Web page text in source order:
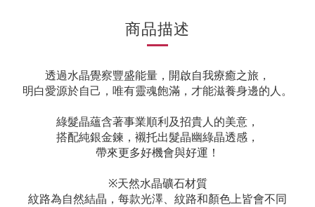
商品描述
透過水晶覺察豐盛能量，開啟自我療癒之旅，
明白愛源於自己，唯有靈魂飽滿，才能滋養身邊的人。
綠髮晶蘊含著事業順利及招貴人的美意，
搭配純銀金鍊，襯托出髮晶幽綠晶透感，
帶來更多好機會與好運！
※天然水晶礦石材質
紋路為自然結晶，每款光澤、紋路和顏色上皆會不同